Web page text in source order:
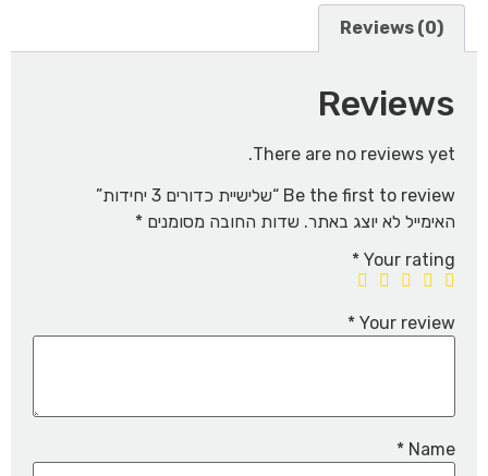
Reviews (0)
Reviews
There are no reviews yet.
Be the first to review “שלישיית כדורים 3 יחידות”
האימייל לא יוצג באתר. שדות החובה מסומנים *
Your rating
*
Your review
*
Name
*